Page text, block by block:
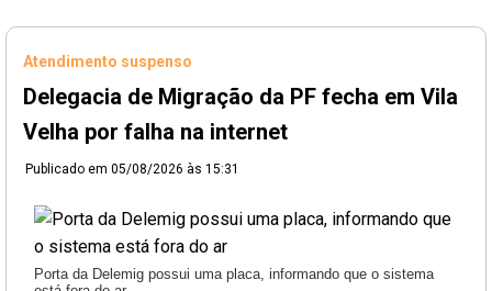
Atendimento suspenso
Delegacia de Migração da PF fecha em Vila
Velha por falha na internet
Publicado em 05/08/2026 às 15:31
Porta da Delemig possui uma placa, informando que o sistema